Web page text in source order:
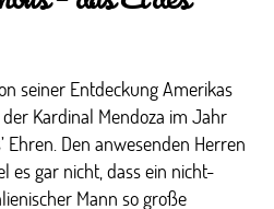
seiner Entdeckung Amerikas
Kardinal Mendoza im Jahr
Ehren. Den anwesenden Herren
es gar nicht, dass ein nicht-
Mann so große